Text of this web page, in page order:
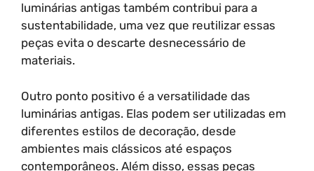
luminárias antigas também contribui para a
sustentabilidade, uma vez que reutilizar essas
peças evita o descarte desnecessário de
materiais.
Outro ponto positivo é a versatilidade das
luminárias antigas. Elas podem ser utilizadas em
diferentes estilos de decoração, desde
ambientes mais clássicos até espaços
contemporâneos. Além disso, essas peças